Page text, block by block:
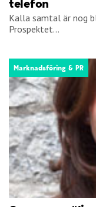
telefon
Kalla samtal är nog
Prospektet...
Marknadsföring & PR